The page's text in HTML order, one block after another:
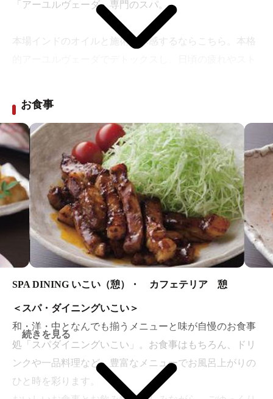
リフレクソロジー アロマオイルを使用して、足裏の
ツボから膝上までしっかり刺激するコースです。30分か
らご利用頂けます。
勧めです。
・
多数のサンプルをご用意してございます。角質ケアやハ
ンドケアのコースもおすすめです。
「アーユルヴェーダ」専門のスパ。
本場インドのオイルと施術を体感するならこちら。本格
人気のシローダーラ以外にもカティバスティ、カヤレパ
ム等の珍しいアーユルヴェーダトリートメントをご体験
下さい。
お食事
SPA DINING いこい（憩）・ カフェテリア 憩
＜スパ・ダイニングいこい＞
和・洋・中となんでも揃うメニューと味が自慢のお食事
処「スパダイニングいこい」。お食事はもちろん、ドリ
ンクや一品料理など、豊富なメニューでお風呂上がりの
ひと時を彩ります。
続きを見る